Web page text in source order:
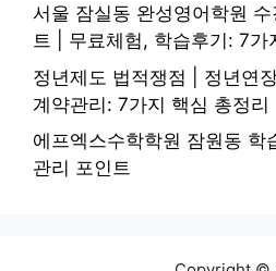
서울 잠실동 완성영어학원
트 | 무료체험, 학습후기: 7
정년제도 법적쟁점 | 정년연
계약관리: 7가지 핵심 총정리
에프엑스수학학원 잠원동 학
관리 포인트